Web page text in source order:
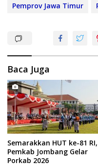
Pemprov Jawa Timur
Baca Juga
Semarakkan HUT ke-81 RI,
Pemkab Jombang Gelar
Porkab 2026